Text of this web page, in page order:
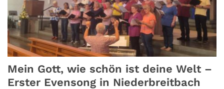
Mein Gott, wie schön ist deine Welt –
Erster Evensong in Niederbreitbach